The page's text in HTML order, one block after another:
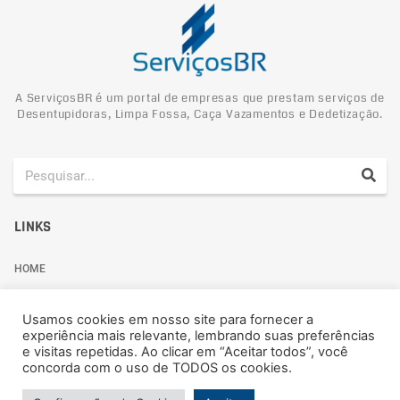
A ServiçosBR é um portal de empresas que prestam serviços de
Desentupidoras, Limpa Fossa, Caça Vazamentos e Dedetização.
LINKS
HOME
Politica de Privacidade
Usamos cookies em nosso site para fornecer a
experiência mais relevante, lembrando suas preferências
e visitas repetidas. Ao clicar em “Aceitar todos”, você
concorda com o uso de TODOS os cookies.